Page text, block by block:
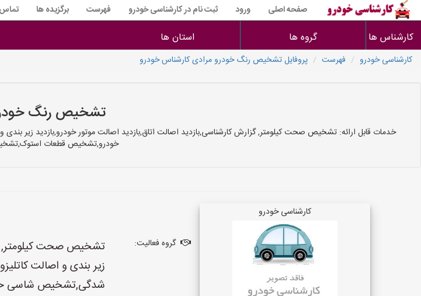
صفحه اصلی ورود ثبت نام در کارشناسی خودرو فهرست برگزیده ها تماس
کارشناس ها گروه ها استان ها
کارشناسی خودرو فهرست پروفایل تشخیص رنگ خودرو مرادی کارشناس خودرو
تشخیص رنگ
خدمات قابل ارائه: تشخیص صحت کیلومتر, گزارش کارشناسی,بازدید اصالت اتاق,بازدید اصالت موتور خودرو,بازدید
خودرو,تشخیص قطعات
کارشناسی خودرو
گروه فعالیت:
تشخیص صحت کیلومتر,
زیر بندی و اصالت
شدگی,تشخیص شاسی